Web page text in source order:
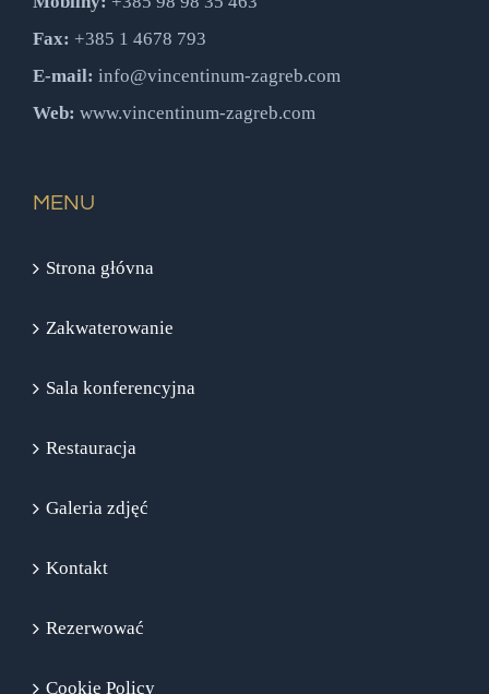
Fax: +385 1 4678 793
E-mail: info@vincentinum-zagreb.com
Web: www.vincentinum-zagreb.com
MENU
Strona głóvna
Zakwaterowanie
Sala konferencyjna
Restauracja
Galeria zdjęć
Kontakt
Rezerwować
Cookie Policy